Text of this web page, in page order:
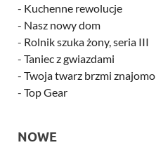
- Kuchenne rewolucje
- Nasz nowy dom
- Rolnik szuka żony, seria III
- Taniec z gwiazdami
- Twoja twarz brzmi znajomo
- Top Gear
NOWE